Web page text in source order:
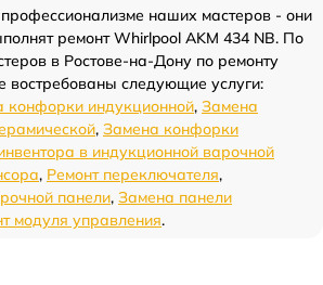
наших мастеров - они
ремонт Whirlpool AKM 434 NB. По
в Ростове-на-Дону по ремонту
востребованы следующие услуги:
конфорки индукционной, Замена
, Замена конфорки
в индукционной варочной
, Ремонт переключателя,
панели, Замена панели
модуля управления.